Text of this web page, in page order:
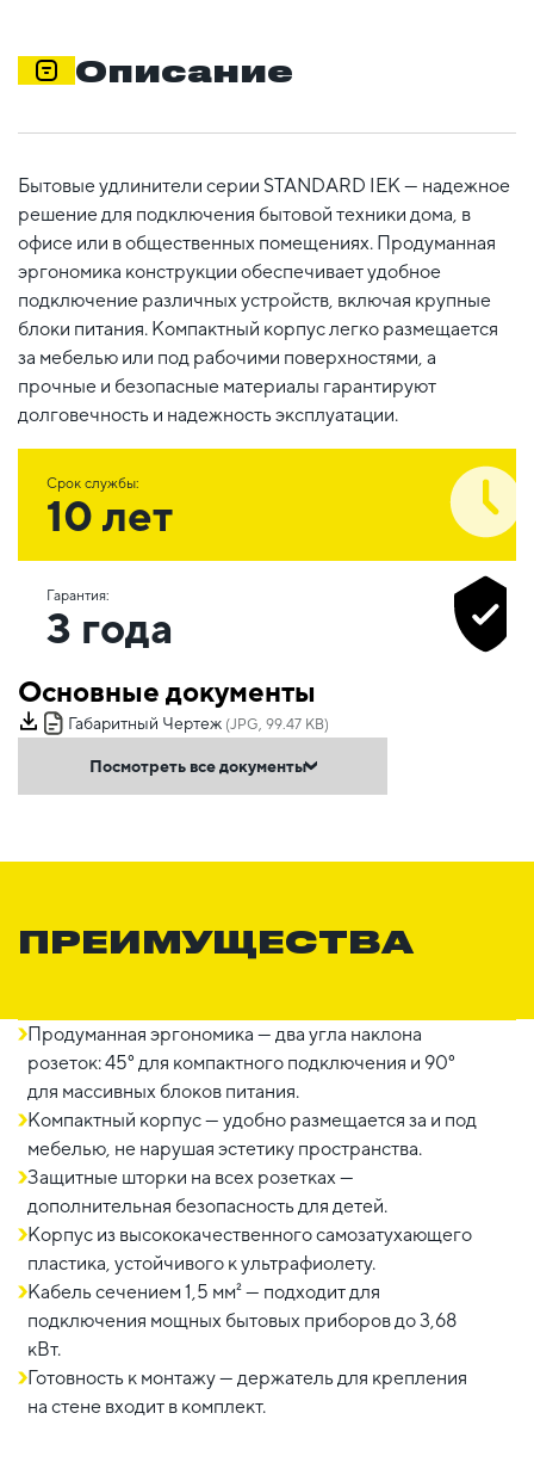
Описание
Бытовые удлинители серии STANDARD IEK — надежное
решение для подключения бытовой техники дома, в
офисе или в общественных помещениях. Продуманная
эргономика конструкции обеспечивает удобное
подключение различных устройств, включая крупные
блоки питания. Компактный корпус легко размещается
за мебелью или под рабочими поверхностями, а
прочные и безопасные материалы гарантируют
долговечность и надежность эксплуатации.
Срок службы:
10 лет
Гарантия:
3 года
Основные документы
Габаритный Чертеж (JPG, 99.47 KB)
Посмотреть все документы
ПРЕИМУЩЕСТВА
Продуманная эргономика — два угла наклона
розеток: 45° для компактного подключения и 90°
для массивных блоков питания.
Компактный корпус — удобно размещается за и под
мебелью, не нарушая эстетику пространства.
Защитные шторки на всех розетках —
дополнительная безопасность для детей.
Корпус из высококачественного самозатухающего
пластика, устойчивого к ультрафиолету.
Кабель сечением 1,5 мм² — подходит для
подключения мощных бытовых приборов до 3,68
кВт.
Готовность к монтажу — держатель для крепления
на стене входит в комплект.